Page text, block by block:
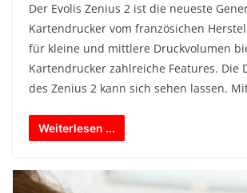
Der Evolis Zenius 2 ist die neueste
Kartendrucker vom französichen
für kleine und mittlere Druckvolumen
Kartendrucker zahlreiche Features. Die
des Zenius 2 kann sich sehen lassen.
Weiterlesen ...